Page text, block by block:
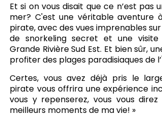
Et si on vous disait que ce n’est pas
mer? C'est une véritable aventure
pirate, avec des vues imprenables
de snorkeling secret et une
Grande Rivière Sud Est. Et bien sûr,
profiter des plages paradisiaques de
Certes, vous avez déjà pris le
pirate vous offrira une expérience
vous y repenserez, vous vous
meilleurs moments de ma vie! »